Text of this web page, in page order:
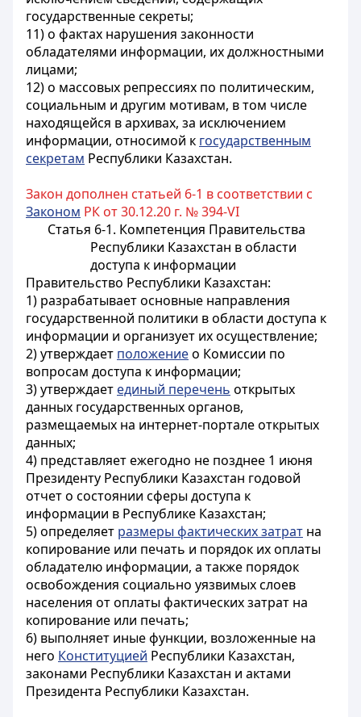
государственные секреты;
11) о фактах нарушения законности
обладателями информации, их должностными
лицами;
12) о массовых репрессиях по политическим,
социальным и другим мотивам, в том числе
находящейся в архивах, за исключением
информации, относимой к государственным
секретам Республики Казахстан.
Закон дополнен статьей 6-1 в соответствии с
Законом РК от 30.12.20 г. № 394-VI
Статья 6-1. Компетенция Правительства
Республики Казахстан в области
доступа к информации
Правительство Республики Казахстан:
1) разрабатывает основные направления
государственной политики в области доступа к
информации и организует их осуществление;
2) утверждает положениео Комиссии по
вопросам доступа к информации;
3) утверждает единый перечень открытых
данных государственных органов,
размещаемых на интернет-портале открытых
данных;
4) представляет ежегодно не позднее 1 июня
Президенту Республики Казахстан годовой
отчет о состоянии сферы доступа к
информации в Республике Казахстан;
5) определяет размеры фактических затрат на
копирование или печать и порядок их оплаты
обладателю информации, а также порядок
освобождения социально уязвимых слоев
населения от оплаты фактических затрат на
копирование или печать;
6) выполняет иные функции, возложенные на
него Конституцией Республики Казахстан,
законами Республики Казахстан и актами
Президента Республики Казахстан.